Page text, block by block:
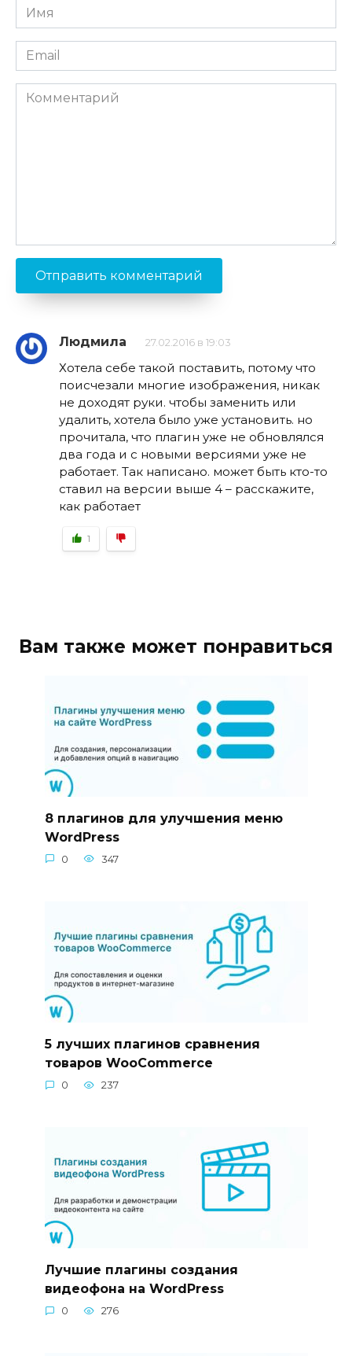
Имя
*
Email
*
Комментарий
Людмила 27.02.2016 в 19:03
Хотела себе такой поставить, потому что
поисчезали многие изображения, никак
не доходят руки. чтобы заменить или
удалить, хотела было уже установить. но
прочитала, что плагин уже не обновлялся
два года и с новыми версиями уже не
работает. Так написано. может быть кто-то
ставил на версии выше 4 – расскажите,
как работает
1
Вам также может понравиться
8 плагинов для улучшения меню
WordPress
0 347
5 лучших плагинов сравнения
товаров WooCommerce
0 237
Лучшие плагины создания
видеофона на WordPress
0 276